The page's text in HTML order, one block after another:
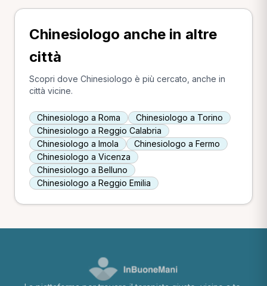
Chinesiologo anche in altre
città
Scopri dove Chinesiologo è più cercato, anche in
città vicine.
Chinesiologo a Roma
Chinesiologo a Torino
Chinesiologo a Reggio Calabria
Chinesiologo a Imola
Chinesiologo a Fermo
Chinesiologo a Vicenza
Chinesiologo a Belluno
Chinesiologo a Reggio Emilia